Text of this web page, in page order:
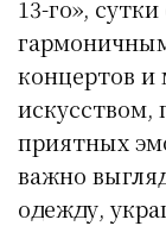
13-го»,
концертов и
искусством,
приятных
важно
одежду,